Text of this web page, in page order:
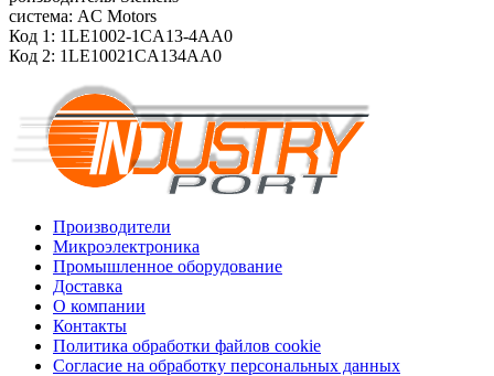
система: AC Motors
Код 1: 1LE1002-1CA13-4AA0
Код 2: 1LE10021CA134AA0
Производители
Микроэлектроника
Промышленное оборудование
Доставка
О компании
Контакты
Политика обработки файлов cookie
Согласие на обработку персональных данных